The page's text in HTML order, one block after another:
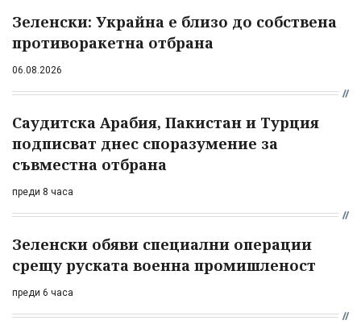
Зеленски: Украйна е близо до собствена
противоракетна отбрана
06.08.2026
Саудитска Арабия, Пакистан и Турция
подписват днес споразумение за
съвместна отбрана
преди 8 часа
Зеленски обяви специални операции
срещу руската военна промишленост
преди 6 часа